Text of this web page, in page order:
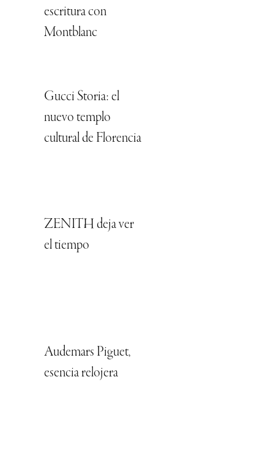
escritura con
Montblanc
Gucci Storia: el
nuevo templo
cultural de Florencia
ZENITH deja ver
el tiempo
Audemars Piguet,
esencia relojera